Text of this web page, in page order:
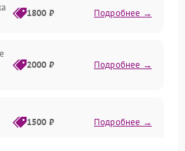
1800 ₽ Подробнее →
2000 ₽ Подробнее →
1500 ₽ Подробнее →